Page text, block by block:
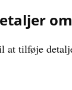
at tilføje